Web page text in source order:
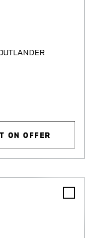
ON OFFER